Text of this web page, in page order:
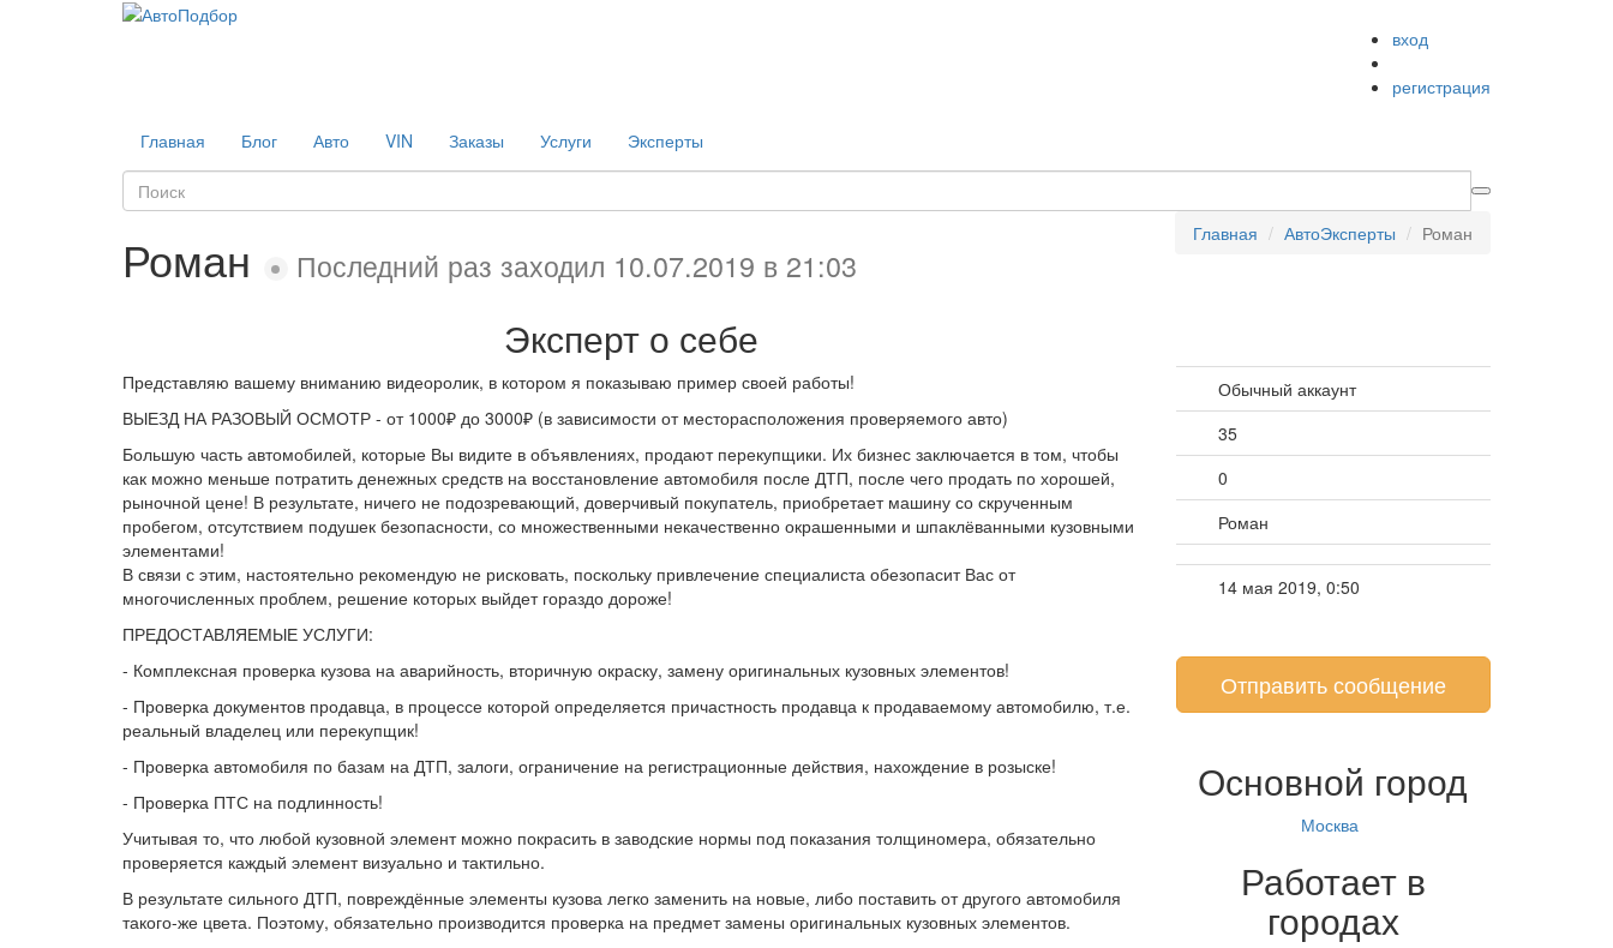
вход
регистрация
Главная Блог Авто VIN Заказы Услуги Эксперты
Роман Последний раз заходил 10.07.2019 в 21:03
Главная АвтоЭксперты Роман
Эксперто себе
Представляю вашему вниманию видеоролик, в котором я показываю пример своей работы!
ВЫЕЗД НА РАЗОВЫЙ ОСМОТР - от 1000₽ до 3000₽ (в зависимости от месторасположения проверяемого авто)
Большую часть автомобилей, которые Вы видите в объявлениях, продают перекупщики. Их бизнес заключается в том, чтобы
как можно меньше потратить денежных средств на восстановление автомобиля после ДТП, после чего продать по хорошей,
рыночной цене! В результате, ничего не подозревающий, доверчивый покупатель, приобретает машину со скрученным
пробегом, отсутствием подушек безопасности, со множественными некачественно окрашенными и шпаклёванными кузовными
элементами!
В связи с этим, настоятельно рекомендую не рисковать, поскольку привлечение специалиста обезопасит Вас от
многочисленных проблем, решение которых выйдет гораздо дороже!
ПРЕДОСТАВЛЯЕМЫЕ УСЛУГИ:
- Комплексная проверка кузова на аварийность, вторичную окраску, замену оригинальных кузовных элементов!
- Проверка документов продавца, в процессе которой определяется причастность продавца к продаваемому автомобилю, т.е.
реальный владелец или перекупщик!
- Проверка автомобиля по базам на ДТП, залоги, ограничение на регистрационные действия, нахождение в розыске!
- Проверка ПТС на подлинность!
Учитывая то, что любой кузовной элемент можно покрасить в заводские нормы под показания толщиномера, обязательно
проверяется каждый элемент визуально и тактильно.
В результате сильного ДТП, повреждённые элементы кузова легко заменить на новые, либо поставить от другого автомобиля
такого-же цвета. Поэтому, обязательно производится проверка на предмет замены оригинальных кузовных элементов.
Обычный аккаунт
35
0
Роман
14 мая 2019, 0:50
Отправить сообщение
Основной город
Москва
Работает в
городах